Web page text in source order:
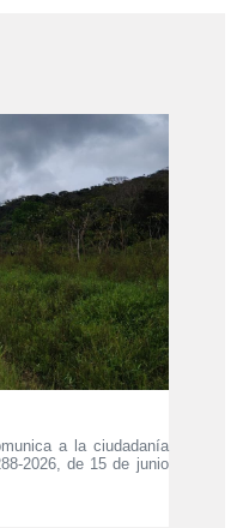
a la ciudadanía
2026, de 15 de junio